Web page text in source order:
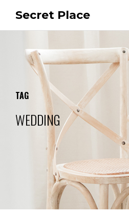
Secret Place
TAG
WEDDING